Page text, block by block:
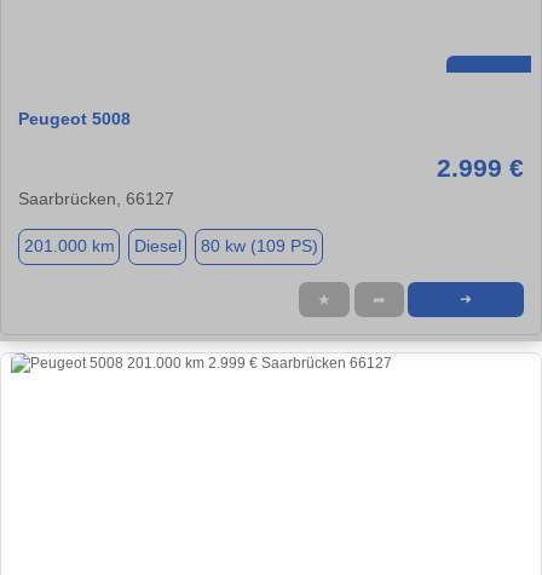
Peugeot 5008
2.999 €
Saarbrücken, 66127
201.000 km Diesel 80 kw (109 PS)
★ ➦ ➜